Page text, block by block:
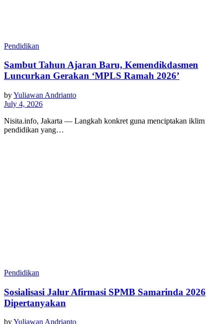
Pendidikan
Sambut Tahun Ajaran Baru, Kemendikdasmen
Luncurkan Gerakan ‘MPLS Ramah 2026’
byYuliawan Andrianto
July 4, 2026
Nisita.info, Jakarta — Langkah konkret guna menciptakan iklim
pendidikan yang…
Pendidikan
Sosialisasi Jalur Afirmasi SPMB Samarinda 2026
Dipertanyakan
byYuliawan Andrianto